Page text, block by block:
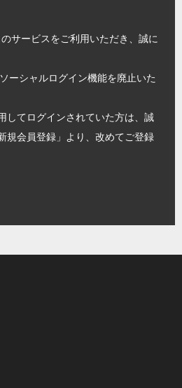
サービスをご利用いただき、誠に
ーシャルログイン機能を廃止いた
してログインされていた方は、誠
規会員登録」より、改めてご登録